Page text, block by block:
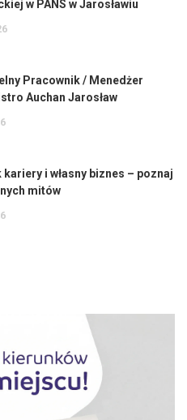
w PANS w Jarosławiu
Pracownik / Menedżer
Auchan Jarosław
kariery i własny biznes – poznaj
mitów